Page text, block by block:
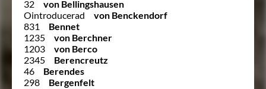
32
von Bellingshausen
Ointroducerad
von Benckendorf
831
Bennet
1235
von Berchner
1203
von Berco
2345
Berencreutz
46
Berendes
298
Bergenfelt